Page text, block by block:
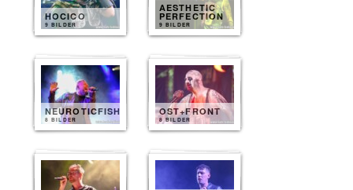
HOCICO
9 BILDER
AESTHETIC
PERFECTION
9 BILDER
NEUROTICFISH
8 BILDER
OST+FRONT
8 BILDER